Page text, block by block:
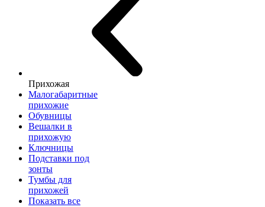
Прихожая
Малогабаритные
прихожие
Обувницы
Вешалки в
прихожую
Ключницы
Подставки под
зонты
Тумбы для
прихожей
Показать все